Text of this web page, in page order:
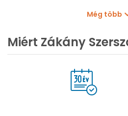
Még több
Miért Zákány